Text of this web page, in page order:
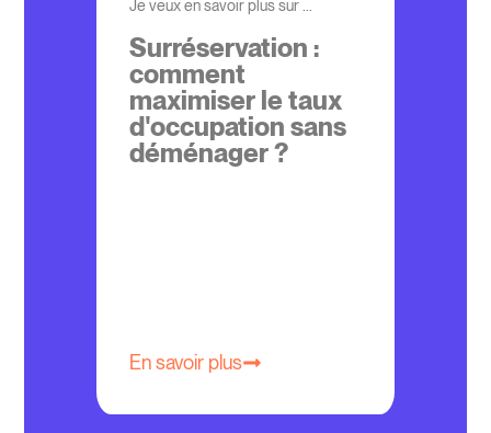
Je veux en savoir plus sur ...
Surréservation :
comment
maximiser le taux
d'occupation sans
déménager ?
En savoir plus